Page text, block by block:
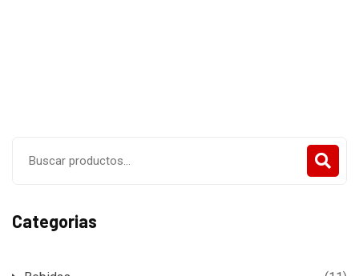
Categorias